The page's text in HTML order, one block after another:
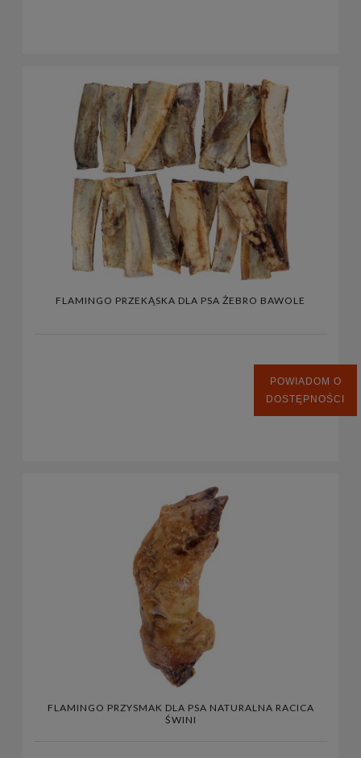
FLAMINGO PRZEKĄSKA DLA PSA ŻEBRO BAWOLE
POWIADOM O
DOSTĘPNOŚCI
FLAMINGO PRZYSMAK DLA PSA NATURALNA RACICA
ŚWINI